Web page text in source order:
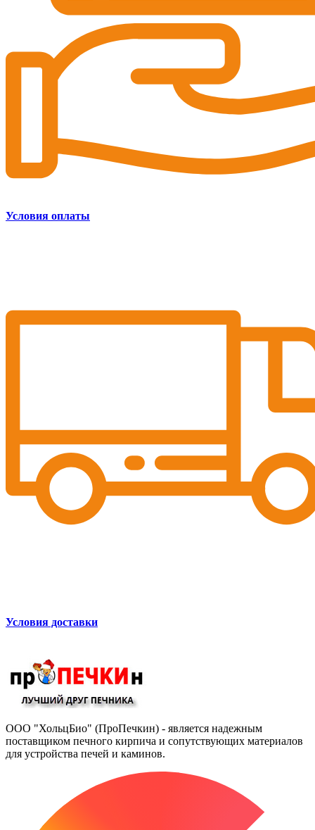
Условия оплаты
Условия доставки
ООО "ХольцБио" (ПроПечкин) - является надежным
поставщиком печного кирпича и сопутствующих материалов
для устройства печей и каминов.